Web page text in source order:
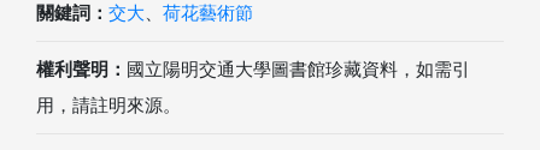
關鍵詞： 交大 荷花藝術節
權利聲明： 國立陽明交通大學圖書館珍藏資料，如需引
用，請註明來源。